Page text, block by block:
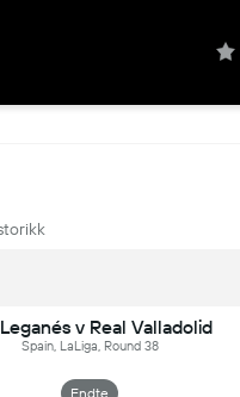
v Real Valladolid
Spain, LaLiga, Round 38
Endte